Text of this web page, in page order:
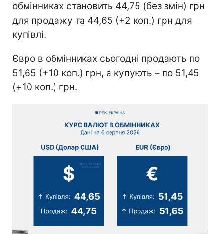
обмінниках становить 44,75 (без змін) грн
для продажу та 44,65 (+2 коп.) грн для
купівлі.
Євро в обмінниках сьогодні продають по
51,65 (+10 коп.) грн, а купують – по 51,45
(+10 коп.) грн.